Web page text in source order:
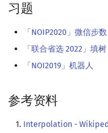
习题
「NOIP2020」微信步数
「联合省选 2022」填树
「NOI2019」机器人
参考资料
Interpolation -